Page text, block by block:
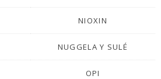
NIOXIN
NUGGELA Y SULÉ
OPI